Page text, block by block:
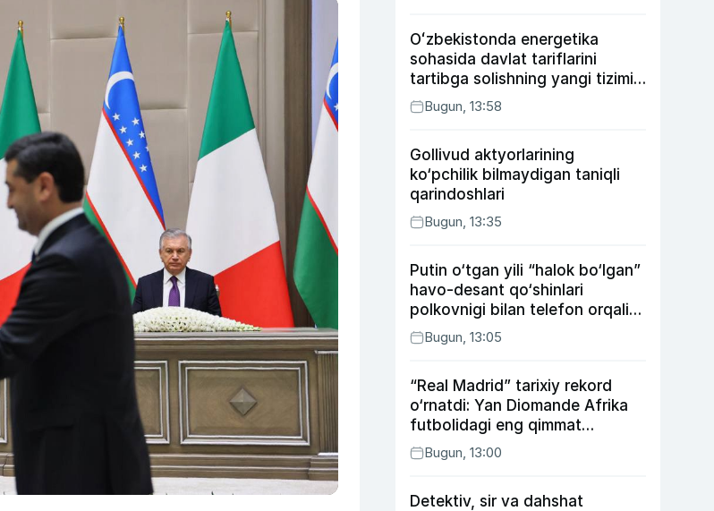
Oʻzbekistonda energetika
sohasida davlat tariflarini
tartibga solishning yangi tizimi
joriy etildi
Bugun, 13:58
Gollivud aktyorlarining
ko‘pchilik bilmaydigan taniqli
qarindoshlari
Bugun, 13:35
Putin o‘tgan yili “halok bo‘lgan”
havo-desant qo‘shinlari
polkovnigi bilan telefon orqali
suhbatlashdi
Bugun, 13:05
“Real Madrid” tarixiy rekord
o‘rnatdi: Yan Diomande Afrika
futbolidagi eng qimmat
transferga aylandi
Bugun, 13:00
Detektiv, sir va dahshat